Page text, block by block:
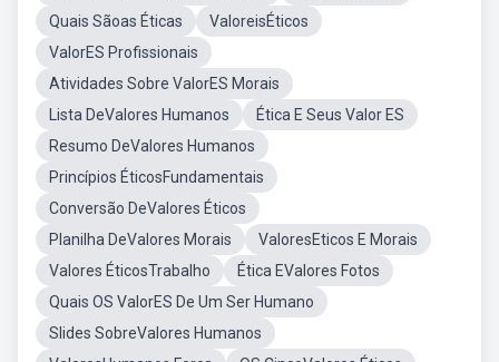
Quais Sãoas Éticas
ValoreisÉticos
ValorES Profissionais
Atividades Sobre ValorES Morais
Lista DeValores Humanos
Ética E Seus Valor ES
Resumo DeValores Humanos
Princípios ÉticosFundamentais
Conversão DeValores Éticos
Planilha DeValores Morais
ValoresEticos E Morais
Valores ÉticosTrabalho
Ética EValores Fotos
Quais OS ValorES De Um Ser Humano
Slides SobreValores Humanos